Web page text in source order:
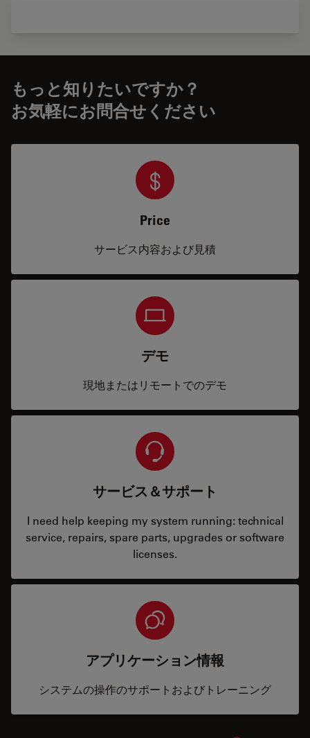
もっと知りたいですか？
お気軽にお問合せください
Price
サービス内容および見積
デモ
現地またはリモートでのデモ
サービス＆サポート
I need help keeping my system running: technical
service, repairs, spare parts, upgrades or software
licenses.
アプリケーション情報
システムの操作のサポートおよびトレーニング